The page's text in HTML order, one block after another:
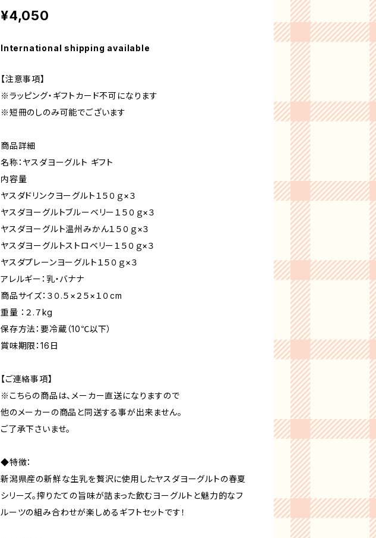
¥4,050
International shipping available
【注意事項】
※ラッピング・ギフトカード不可になります
※短冊のしのみ可能でございます
商品詳細
名称：ヤスダヨーグルト ギフト
内容量
ヤスダドリンクヨーグルト１５０ｇ×３
ヤスダヨーグルトブルーベリー１５０ｇ×３
ヤスダヨーグルト温州みかん１５０ｇ×３
ヤスダヨーグルトストロベリー１５０ｇ×３
ヤスダプレーンヨーグルト１５０ｇ×３
アレルギー：乳・バナナ
商品サイズ：３０.５×２５×１０cm
重量 ：２.７kg
保存方法：要冷蔵（10℃以下）
賞味期限：16日
【ご連絡事項】
※こちらの商品は、メーカー直送になりますので
他のメーカーの商品と同送する事が出来ません。
ご了承下さいませ。
◆特徴：
新潟県産の新鮮な生乳を贅沢に使用したヤスダヨーグルトの春夏
シリーズ。搾りたての旨味が詰まった飲むヨーグルトと魅力的なフ
ルーツの組み合わせが楽しめるギフトセットです！